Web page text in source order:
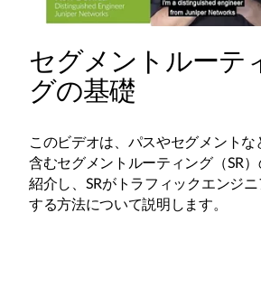
セグメントルーテ
グの基礎
このビデオは、パスやセグメントな
含むセグメントルーティング（SR
紹介し、SRがトラフィックエンジ
する方法について説明します。